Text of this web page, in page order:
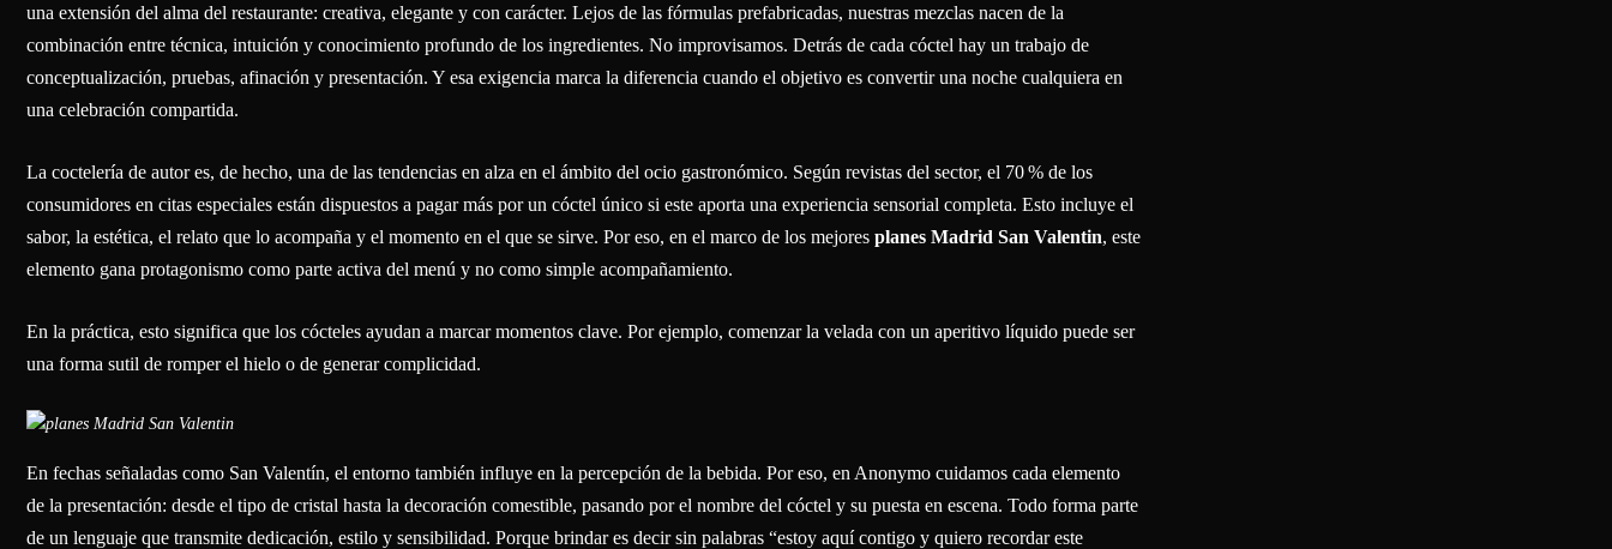
una extensión del alma del restaurante: creativa, elegante y con carácter. Lejos de las fórmulas prefabricadas, nuestras mezclas nacen de la
combinación entre técnica, intuición y conocimiento profundo de los ingredientes. No improvisamos. Detrás de cada cóctel hay un trabajo de
conceptualización, pruebas, afinación y presentación. Y esa exigencia marca la diferencia cuando el objetivo es convertir una noche cualquiera en
una celebración compartida.
La coctelería de autor es, de hecho, una de las tendencias en alza en el ámbito del ocio gastronómico. Según revistas del sector, el 70 % de los
consumidores en citas especiales están dispuestos a pagar más por un cóctel único si este aporta una experiencia sensorial completa. Esto incluye el
sabor, la estética, el relato que lo acompaña y el momento en el que se sirve. Por eso, en el marco de los mejores planes Madrid San Valentin, este
elemento gana protagonismo como parte activa del menú y no como simple acompañamiento.
En la práctica, esto significa que los cócteles ayudan a marcar momentos clave. Por ejemplo, comenzar la velada con un aperitivo líquido puede ser
una forma sutil de romper el hielo o de generar complicidad.
En fechas señaladas como San Valentín, el entorno también influye en la percepción de la bebida. Por eso, en Anonymo cuidamos cada elemento
de la presentación: desde el tipo de cristal hasta la decoración comestible, pasando por el nombre del cóctel y su puesta en escena. Todo forma parte
de un lenguaje que transmite dedicación, estilo y sensibilidad. Porque brindar es decir sin palabras “estoy aquí contigo y quiero recordar este